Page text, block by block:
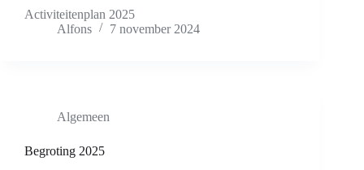
Activiteitenplan 2025
Alfons
7 november 2024
Algemeen
Begroting 2025